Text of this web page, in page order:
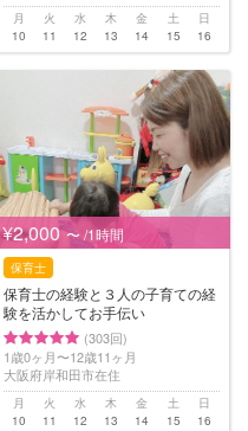
月
10
火
11
水
12
木
13
金
14
土
15
日
16
¥2,000 〜 /1時間
保育士
保育士の経験と３人の子育ての経
験を活かしてお手伝い
(303回)
1歳0ヶ月〜12歳11ヶ月
大阪府岸和田市在住
月
10
火
11
水
12
木
13
金
14
土
15
日
16